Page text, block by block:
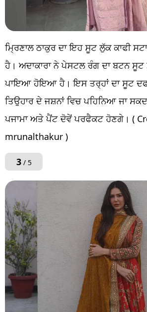
ਮ੍ਰਿਣਾਲ ਠਾਕੁਰ ਦਾ ਇਹ ਸੂਟ ਲੁੱਕ ਕਾਫੀ
ਹੈ। ਅਦਾਕਾਰਾ ਨੇ ਪੇਸਟਲ ਰੰਗ ਦਾ ਬਟਨ
ਪਾਇਆ ਹੋਇਆ ਹੈ। ਇਸ ਤਰ੍ਹਾਂ ਦਾ ਸੂਟ
ਤਿਉਹਾਰ ਦੇ ਜਸ਼ਨਾਂ ਵਿਚ ਪਹਿਨਿਆ ਜਾ
ਪਜਾਮਾ ਅਤੇ ਪੈਂਟ ਦੋਵੇਂ ਪਰਫੈਕਟ ਹੋਣਗੇ। (
mrunalthakur )
3/ 5